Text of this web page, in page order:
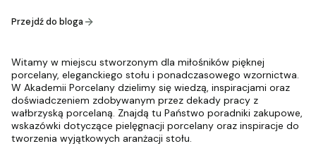
Przejdź do bloga
Witamy w miejscu stworzonym dla miłośników pięknej
porcelany, eleganckiego stołu i ponadczasowego wzornictwa.
W Akademii Porcelany dzielimy się wiedzą, inspiracjami oraz
doświadczeniem zdobywanym przez dekady pracy z
wałbrzyską porcelaną. Znajdą tu Państwo poradniki zakupowe,
wskazówki dotyczące pielęgnacji porcelany oraz inspiracje do
tworzenia wyjątkowych aranżacji stołu.